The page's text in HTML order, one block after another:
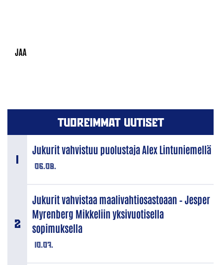
TUOREIMMAT UUTISET
06.08.
Jukurit vahvistuu puolustaja Alex Lintuniemellä
10.07.
Jukurit vahvistaa maalivahtiosastoaan – Jesper
Myrenberg Mikkeliin yksivuotisella
sopimuksella